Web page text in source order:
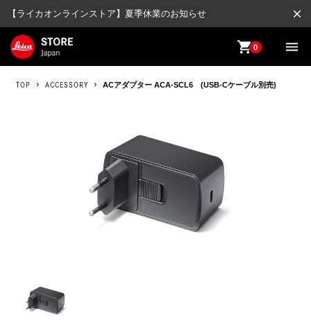
【ライカオンラインストア】夏季休業のお知らせ close
shopping_cart0 menu
TOP ACCESSORY ACアダプター ACA-SCL6 (USB-Cケーブル別売)